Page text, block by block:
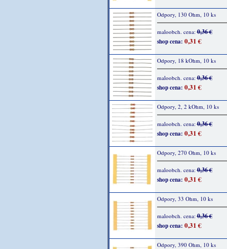
Odpory, 130 Ohm, 10 ks
maloobch. cena:0,36 €
shop cena: 0,31 €
Odpory, 18 kOhm, 10 ks
maloobch. cena:0,36 €
shop cena: 0,31 €
Odpory, 2, 2 kOhm, 10 ks
maloobch. cena:0,36 €
shop cena: 0,31 €
Odpory, 270 Ohm, 10 ks
maloobch. cena:0,36 €
shop cena: 0,31 €
Odpory, 33 Ohm, 10 ks
maloobch. cena:0,36 €
shop cena: 0,31 €
Odpory, 390 Ohm, 10 ks